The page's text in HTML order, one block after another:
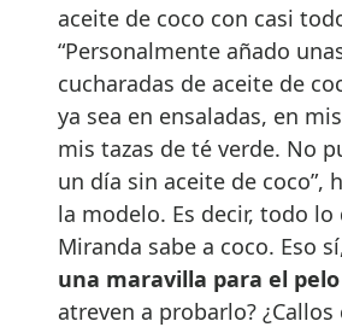
aceite de coco con casi
“Personalmente añado
cucharadas de aceite de
ya sea en ensaladas, en
mis tazas de té verde. No
un día sin aceite de coco”,
la modelo. Es decir, todo lo
Miranda sabe a coco. Eso
una maravilla para el
atreven a probarlo?